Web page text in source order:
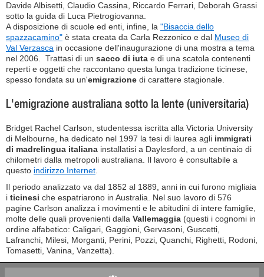
Davide Albisetti, Claudio Cassina, Riccardo Ferrari, Deborah Grassi
sotto la guida di Luca Pietrogiovanna.
A disposizione di scuole ed enti, infine, la "Bisaccia dello
spazzacamino" è stata creata da Carla Rezzonico e dal Museo di
Val Verzasca in occasione dell'inaugurazione di una mostra a tema
nel 2006. Trattasi di un sacco di iuta e di una scatola contenenti
reperti e oggetti che raccontano questa lunga tradizione ticinese,
spesso fondata su un'emigrazione di carattere stagionale.
L'emigrazione australiana sotto la lente (universitaria)
Bridget Rachel Carlson, studentessa iscritta alla Victoria University
di Melbourne, ha dedicato nel 1997 la tesi di laurea agli immigrati
di madrelingua italiana installatisi a Daylesford, a un centinaio di
chilometri dalla metropoli australiana. Il lavoro è consultabile a
questo indirizzo Internet
Il periodo analizzato va dal 1852 al 1889, anni in cui furono migliaia
i ticinesi che espatriarono in Australia. Nel suo lavoro di 576
pagine Carlson analizza i movimenti e le abitudini di intere famiglie,
molte delle quali provenienti dalla Vallemaggia (questi i cognomi in
ordine alfabetico: Caligari, Gaggioni, Gervasoni, Guscetti,
Lafranchi, Milesi, Morganti, Perini, Pozzi, Quanchi, Righetti, Rodoni,
Tomasetti, Vanina, Vanzetta).